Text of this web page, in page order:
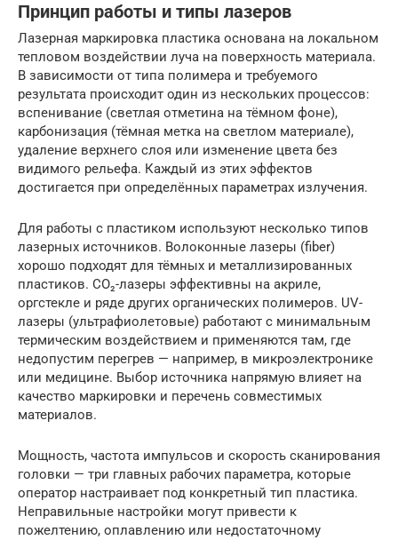
Принцип работы и типы лазеров
Лазерная маркировка пластика основана на локальном
тепловом воздействии луча на поверхность материала.
В зависимости от типа полимера и требуемого
результата происходит один из нескольких процессов:
вспенивание (светлая отметина на тёмном фоне),
карбонизация (тёмная метка на светлом материале),
удаление верхнего слоя или изменение цвета без
видимого рельефа. Каждый из этих эффектов
достигается при определённых параметрах излучения.
Для работы с пластиком используют несколько типов
лазерных источников. Волоконные лазеры (fiber)
хорошо подходят для тёмных и металлизированных
пластиков. CO₂-лазеры эффективны на акриле,
оргстекле и ряде других органических полимеров. UV-
лазеры (ультрафиолетовые) работают с минимальным
термическим воздействием и применяются там, где
недопустим перегрев — например, в микроэлектронике
или медицине. Выбор источника напрямую влияет на
качество маркировки и перечень совместимых
материалов.
Мощность, частота импульсов и скорость сканирования
головки — три главных рабочих параметра, которые
оператор настраивает под конкретный тип пластика.
Неправильные настройки могут привести к
пожелтению, оплавлению или недостаточному